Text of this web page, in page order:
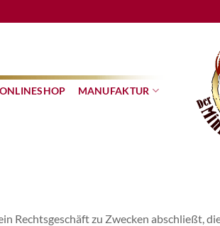
ONLINESHOP MANUFAKTUR
Rechtsgeschäft zu Zwecken